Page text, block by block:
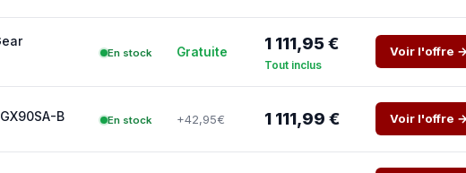
En stock Gratuite 1 111,95 €
Tout inclus
Voir l'offre
B En stock +42,95€ 1 111,99 € Voir l'offre